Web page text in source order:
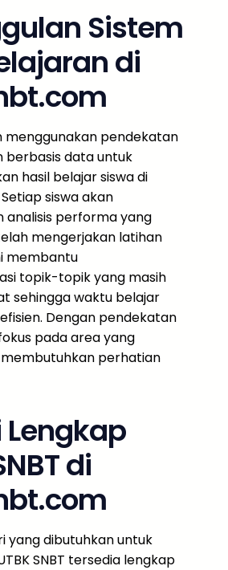
Sistem
di
pendekatan
berbasis data untuk
hasil belajar siswa di
siswa akan
analisis performa yang
mengerjakan latihan
membantu
topik-topik yang masih
sehingga waktu belajar
Dengan pendekatan
pada area yang
perhatian
di
yang dibutuhkan untuk
SNBT tersedia lengkap